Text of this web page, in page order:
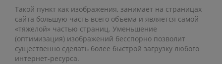
Такой пункт как изображения, занимает на страницах
сайта большую часть всего объема и является самой
«тяжелой» частью страниц. Уменьшение
(оптимизация) изображений бесспорно позволит
существенно сделать более быстрой загрузку любого
интернет-ресурса.